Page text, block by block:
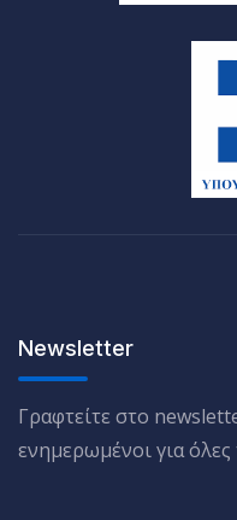
Newsletter
Γραφτείτε στο
ενημερωμένοι για όλες